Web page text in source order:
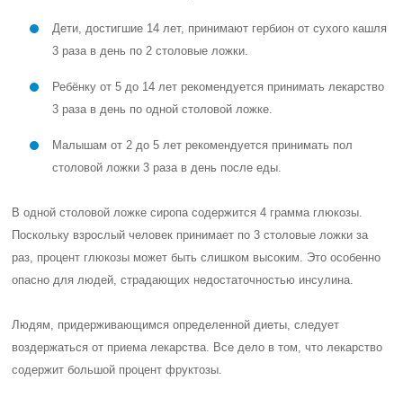
Дети, достигшие 14 лет, принимают гербион от сухого кашля
3 раза в день по 2 столовые ложки.
Ребёнку от 5 до 14 лет рекомендуется принимать лекарство
3 раза в день по одной столовой ложке.
Малышам от 2 до 5 лет рекомендуется принимать пол
столовой ложки 3 раза в день после еды.
В одной столовой ложке сиропа содержится 4 грамма глюкозы.
Поскольку взрослый человек принимает по 3 столовые ложки за
раз, процент глюкозы может быть слишком высоким. Это особенно
опасно для людей, страдающих недостаточностью инсулина.
Людям, придерживающимся определенной диеты, следует
воздержаться от приема лекарства. Все дело в том, что лекарство
содержит большой процент фруктозы.